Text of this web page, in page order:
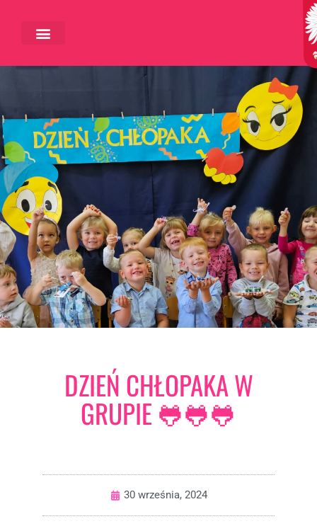
DZIEŃ CHŁOPAKA W
GRUPIE 🐸🐸🐸
30 września, 2024